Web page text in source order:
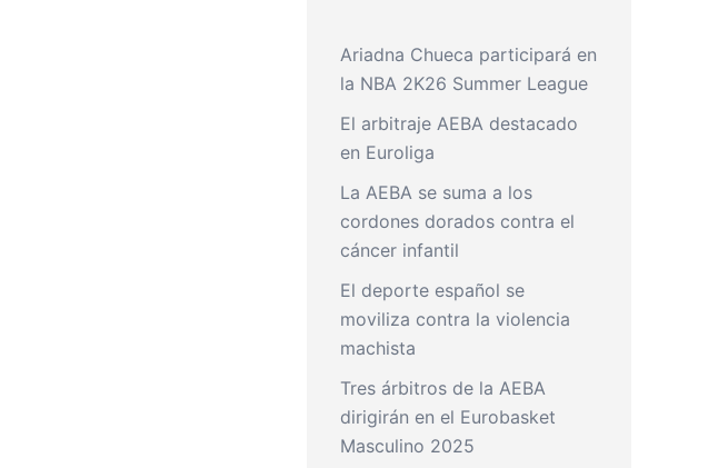
Ariadna Chueca participará en
la NBA 2K26 Summer League
El arbitraje AEBA destacado
en Euroliga
La AEBA se suma a los
cordones dorados contra el
cáncer infantil
El deporte español se
moviliza contra la violencia
machista
Tres árbitros de la AEBA
dirigirán en el Eurobasket
Masculino 2025